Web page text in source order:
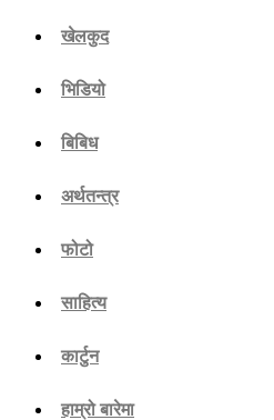
खेलकुद
भिडियो
बिबिध
अर्थतन्त्र
फोटो
साहित्य
कार्टुन
हाम्रो बारेमा